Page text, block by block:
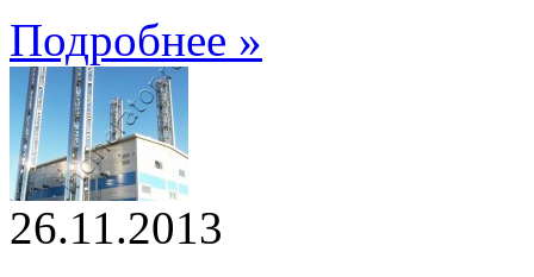
Подробнее »
26.11.2013